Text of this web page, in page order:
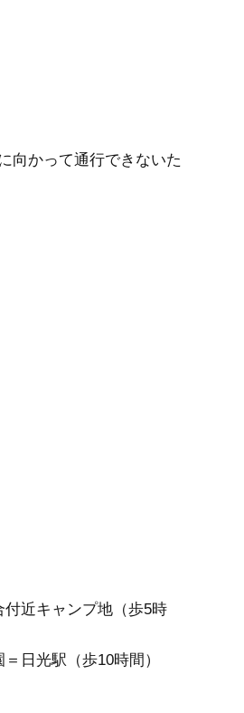
向かって通行できないた
近キャンプ地（歩5時
光駅（歩10時間）